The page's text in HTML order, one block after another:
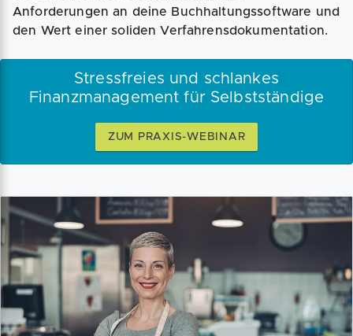
Anforderungen an deine Buchhaltungssoftware und
den Wert einer soliden Verfahrensdokumentation.
Stressfreies und schlankes
Finanzmanagement für Selbstständige
ZUM PRAXIS-WEBINAR